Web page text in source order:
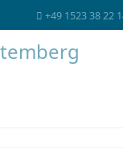
+49 1523 38 22